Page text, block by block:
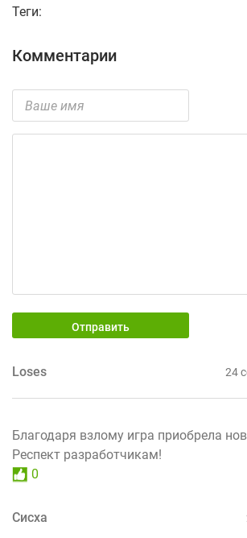
Теги:
Комментарии
Отправить
Loses 24
Благодаря взлому игра приобрела
Респект разработчикам!
0
Сисха